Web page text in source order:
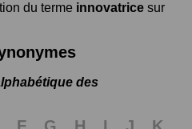
du terme innovatrice sur
des